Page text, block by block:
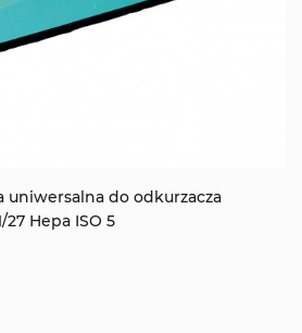
uniwersalna do odkurzacza
Hepa ISO 5